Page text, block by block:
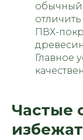
обычный
ПВХ-
Главное
Частые